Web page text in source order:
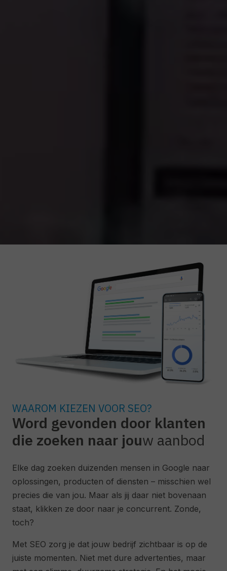
WAAROM KIEZEN VOOR SEO?
Word gevonden door klanten
die zoeken naar jouw aanbod
Elke dag zoeken duizenden mensen in Google naar
oplossingen, producten of diensten – misschien wel
precies die van jou. Maar als jij daar niet bovenaan
staat, klikken ze door naar je concurrent. Zonde,
toch?
Met SEO zorg je dat jouw bedrijf zichtbaar is op de
juiste momenten. Niet met dure advertenties, maar